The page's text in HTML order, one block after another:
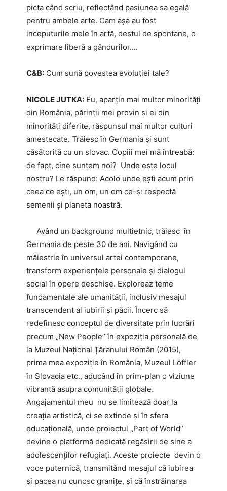
picta când scriu, reflectând pasiunea sa egală
pentru ambele arte. Cam așa au fost
inceputurile mele în artă, destul de spontane, o
exprimare liberă a gândurilor….
C&B: Cum sună povestea evoluției tale?
NICOLE JUTKA: Eu, aparțin mai multor minorități
din România, părinții mei provin si ei din
minorități diferite, răspunsul mai multor culturi
amestecate. Trăiesc în Germania și sunt
căsătorită cu un slovac. Copiii mei mă întreabă:
de fapt, cine suntem noi? Unde este locul
nostru? Le răspund: Acolo unde ești acum prin
ceea ce ești, un om, un om ce-și respectă
semenii și planeta noastră.
Având un background multietnic, trăiesc în
Germania de peste 30 de ani. Navigând cu
măiestrie în universul artei contemporane,
transform experiențele personale și dialogul
social în opere deschise. Exploreaz teme
fundamentale ale umanității, inclusiv mesajul
transcendent al iubirii și păcii. Încerc să
redefinesc conceptul de diversitate prin lucrări
precum „New People” în expoziția personală de
la Muzeul Național Țăranului Român (2015),
prima mea expoziție în România, Muzeul Löffler
în Slovacia etc., aducând în prim-plan o viziune
vibrantă asupra comunității globale.
Angajamentul meu nu se limitează doar la
creația artistică, ci se extinde și în sfera
educațională, unde proiectul „Part of World”
devine o platformă dedicată regăsirii de sine a
adolescenților refugiați. Aceste proiecte devin o
voce puternică, transmitând mesajul că iubirea
și pacea nu cunosc granițe, și că înstrăinarea